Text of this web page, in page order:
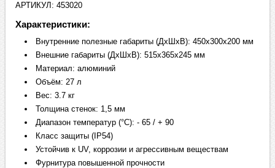
АРТИКУЛ: 453020
Характеристики:
Внутренние полезные габариты (ДхШхВ): 450х300х200 мм
Внешние габариты (ДхШхВ): 515х365х245 мм
Материал: алюминий
Объём: 27 л
Вес: 3.7 кг
Толщина стенок: 1,5 мм
Диапазон температур (°C): - 65 / + 90
Класс защиты (IP54)
Устойчив к UV, коррозии и агрессивным веществам
Фурнитура повышенной прочности